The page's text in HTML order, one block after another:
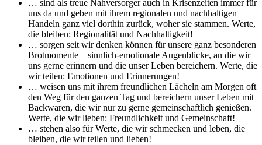
… sind als treue Nahversorger auch in Krisenzeiten immer für
uns da und geben mit ihrem regionalen und nachhaltigen
Handeln ganz viel dorthin zurück, woher sie stammen. Werte,
die bleiben: Regionalität und Nachhaltigkeit!
… sorgen seit wir denken können für unsere ganz besonderen
Brotmomente – sinnlich-emotionale Augenblicke, an die wir
uns gerne erinnern und die unser Leben bereichern. Werte, die
wir teilen: Emotionen und Erinnerungen!
… weisen uns mit ihrem freundlichen Lächeln am Morgen oft
den Weg für den ganzen Tag und bereichern unser Leben mit
Backwaren, die wir nur zu gerne gemeinschaftlich genießen.
Werte, die wir lieben: Freundlichkeit und Gemeinschaft!
… stehen also für Werte, die wir schmecken und leben, die
bleiben, die wir teilen und lieben!